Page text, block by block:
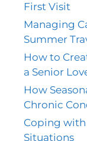
First Visit
Managing
Summer
How to
a Senior
How
Chronic
Coping
Situations